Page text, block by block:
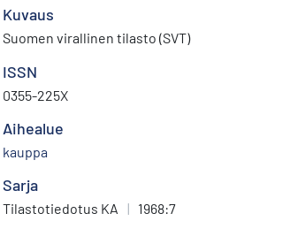
Kuvaus
Suomen virallinen tilasto (SVT)
ISSN
0355-225X
Aihealue
kauppa
Sarja
Tilastotiedotus KA | 1968:7